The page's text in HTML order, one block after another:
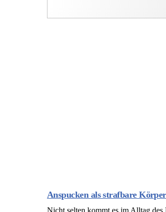
Anspucken als strafbare